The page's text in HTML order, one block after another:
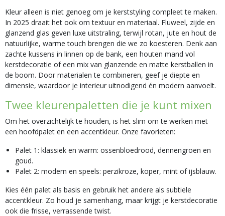
Kleur alleen is niet genoeg om je kerststyling compleet te maken.
In 2025 draait het ook om textuur en materiaal. Fluweel, zijde en
glanzend glas geven luxe uitstraling, terwijl rotan, jute en hout de
natuurlijke, warme touch brengen die we zo koesteren. Denk aan
zachte kussens in linnen op de bank, een houten mand vol
kerstdecoratie of een mix van glanzende en matte kerstballen in
de boom. Door materialen te combineren, geef je diepte en
dimensie, waardoor je interieur uitnodigend én modern aanvoelt.
Twee kleurenpaletten die je kunt mixen
Om het overzichtelijk te houden, is het slim om te werken met
een hoofdpalet en een accentkleur. Onze favorieten:
Palet 1: klassiek en warm: ossenbloedrood, dennengroen en
goud.
Palet 2: modern en speels: perzikroze, koper, mint of ijsblauw.
Kies één palet als basis en gebruik het andere als subtiele
accentkleur. Zo houd je samenhang, maar krijgt je kerstdecoratie
ook die frisse, verrassende twist.